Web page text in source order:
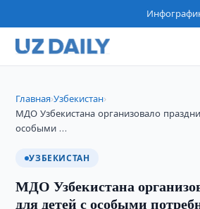
Главная›Узбекистан›
МДО Узбекистана организовало
особыми …
УЗБЕКИСТАН
МДО Узбекистана
для детей с особыми